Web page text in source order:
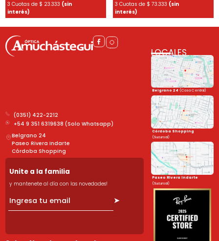
3 Cuotas de $ 23.333 (sin
interés)
3 Cuotas de $ 73.333 (sin
interés)
(0351) 422-2212
+54 9 351 6319638 (Solo Whatsapp)
Belgrano 24
Paseo Rivera Indarte
Córdoba Shopping
Unite a la familia
y mantenete al día con las novedades!
➤
LOCALES
Belgrano 24 (Casa Central)
Córdoba Shopping
(Sucursal)
Paseo Rivera Indarte
(Sucursal)